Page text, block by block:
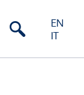
EN
IT